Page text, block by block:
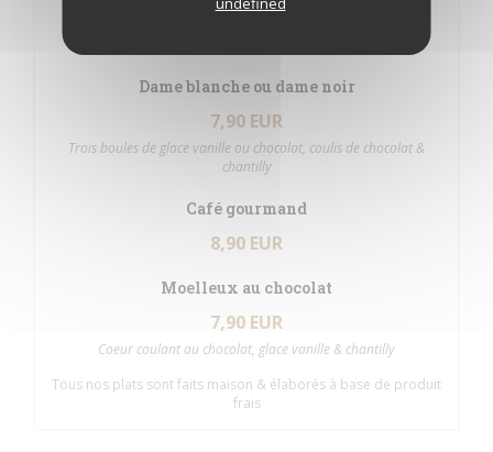
7,90 EUR
Dame blanche ou dame noir
7,90 EUR
Trois boules de glace vanille ou chocolat, coulis de chocolat &
chantilly
Café gourmand
8,90 EUR
Moelleux au chocolat
7,90 EUR
Coeur coulant au chocolat, glace vanille & chantilly
Tous nos plats sont faits maison & élaborés à base de produit
frais